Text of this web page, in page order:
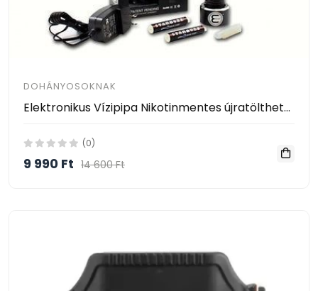
DOHÁNYOSOKNAK
Elektronikus Vízipipa Nikotinmentes újratölthető - Starbuzz E-Hose Electronic Hookah Vaporizer
(0)
9 990 Ft 14 600 Ft